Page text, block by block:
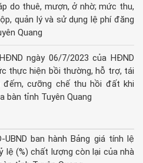
do thuê, mượn, ở nhờ; mức thu,
quản lý và sử dụng lệ phí đăng
Quang
ngày 06/7/2023 của HĐND
thực hiện bồi thường, hỗ trợ, tái
cưỡng chế thu hồi đất khi
bàn tỉnh Tuyên Quang
ban hành Bảng giá tính lệ
lệ (%) chất lượng còn lại của nhà